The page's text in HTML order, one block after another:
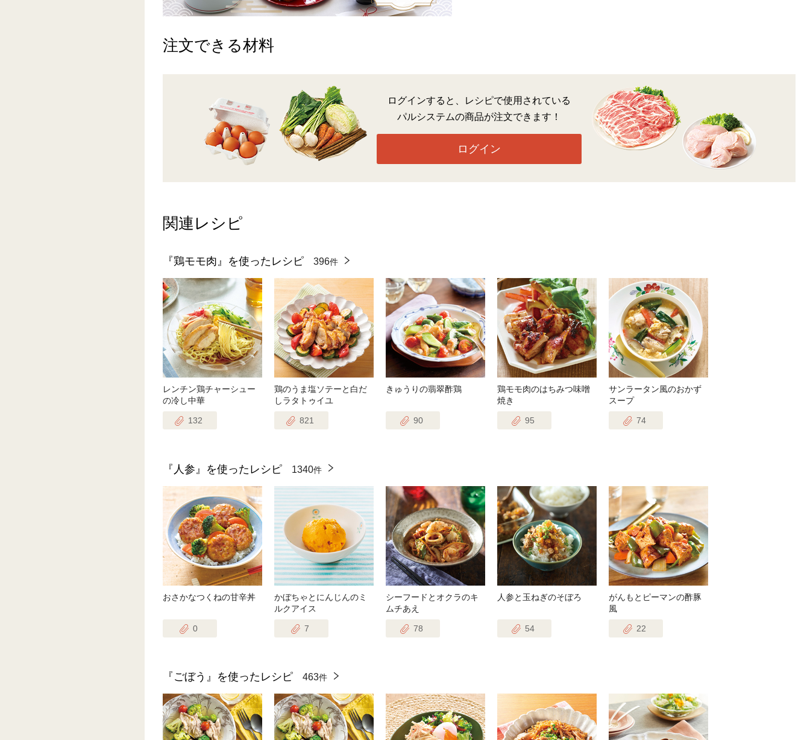
注文できる材料
ログインすると、レシピで使用されている
パルシステムの商品が注文できます！
ログイン
関連レシピ
『鶏モモ肉』を使ったレシピ 396件
レンチン鶏チャーシュー
の冷し中華
132
鶏のうま塩ソテーと白だ
しラタトゥイユ
821
きゅうりの翡翠酢鶏
90
鶏モモ肉のはちみつ味噌
焼き
95
サンラータン風のおかず
スープ
74
『人参』を使ったレシピ 1340件
おさかなつくねの甘辛丼
0
かぼちゃとにんじんのミ
ルクアイス
7
シーフードとオクラのキ
ムチあえ
78
人参と玉ねぎのそぼろ
54
がんもとピーマンの酢豚
風
22
『ごぼう』を使ったレシピ 463件